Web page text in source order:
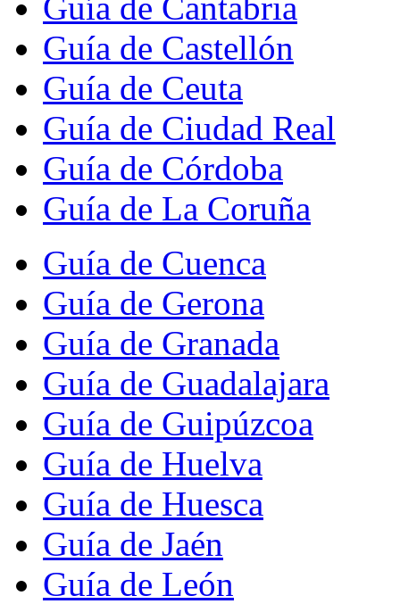
Guía de Castellón
Guía de Ceuta
Guía de Ciudad Real
Guía de Córdoba
Guía de La Coruña
Guía de Cuenca
Guía de Gerona
Guía de Granada
Guía de Guadalajara
Guía de Guipúzcoa
Guía de Huelva
Guía de Huesca
Guía de Jaén
Guía de León